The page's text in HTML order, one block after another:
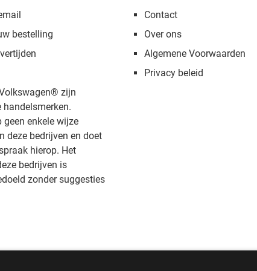
bestelling
zijn
handelsmerken.
geen enkele wijze
deze bedrijven en doet
hierop. Het
bedrijven is
zonder suggesties
Contact
Over ons
Algemene Voorwaarden
Privacy beleid